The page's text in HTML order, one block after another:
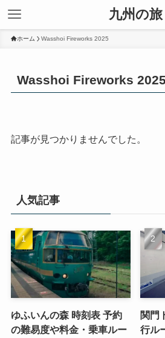
九州の旅
ホーム Wasshoi Fireworks 2025
Wasshoi Fireworks 2025
記事が見つかりませんでした。
人気記事
ゆふいんの森 時刻表 予約
の難易度や料金・乗車ルー
関門
行ル